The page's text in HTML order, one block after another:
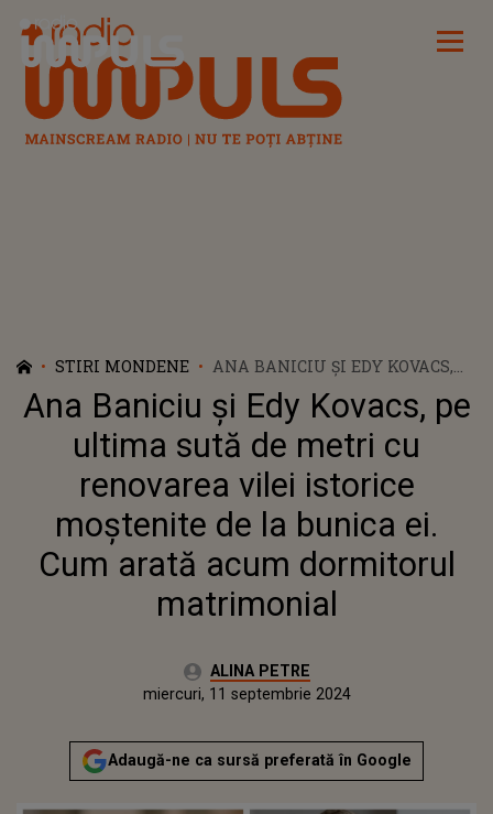
Radio Impuls
STIRI MONDENE
ANA BANICIU ȘI EDY KOVACS,
PE ULTIMA SUTĂ DE METRI CU
RENOVAREA VILEI ISTORICE
MOȘTENITE DE LA BUNICA EI.
CUM ARATĂ ACUM
DORMITORUL MATRIMONIAL
Ana Baniciu și Edy Kovacs, pe
ultima sută de metri cu
renovarea vilei istorice
moștenite de la bunica ei.
Cum arată acum dormitorul
matrimonial
Autor:ALINA PETRE
Publicat:
miercuri, 11 septembrie 2024
Adaugă-ne ca sursă preferată în Google